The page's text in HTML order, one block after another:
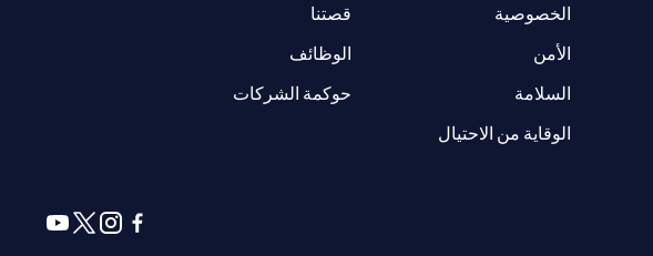
الخصوصية
الأمن
السلامة
الوقاية من الاحتيال
قصتنا
(opens in a new tab)
الوظائف
(opens in a new tab)
حوكمة الشركات
(opens in a new tab)